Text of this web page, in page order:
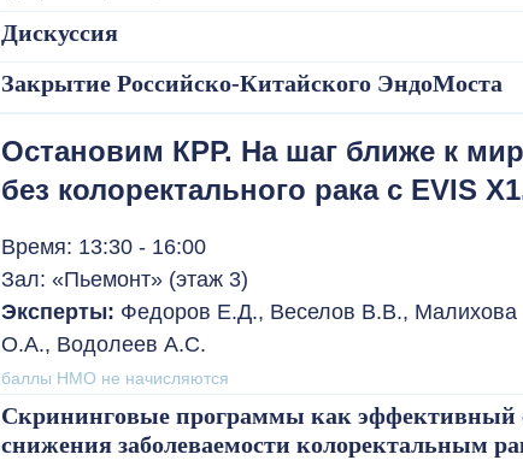
Дискуссия
Закрытие Российско-Китайского ЭндоМоста
Остановим КРР. На шаг ближе к
без колоректального рака с EVIS
Время: 13:30 - 16:00
Зал: «Пьемонт» (этаж 3)
Эксперты: Федоров Е.Д., Веселов В.В., Малихова
О.А., Водолеев А.С.
баллы НМО не начисляются
Скрининговые программы как эффективный
снижения заболеваемости колоректальным